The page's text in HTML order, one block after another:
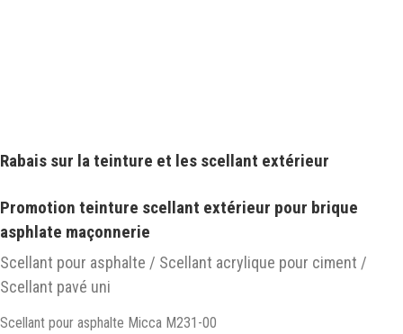
Rabais sur la teinture et les scellant extérieur
Promotion teinture scellant extérieur pour brique
asphlate maçonnerie
Scellant pour asphalte / Scellant acrylique pour ciment /
Scellant pavé uni
Scellant pour asphalte Micca M231-00